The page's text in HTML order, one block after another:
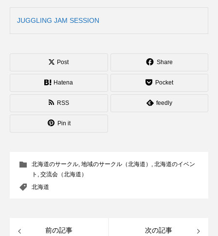
JUGGLING JAM SESSION
Post Share
Hatena Pocket
RSS feedly
Pin it
北海道のサークル, 地域のサークル（北海道） , 北海道のイベン
ト , 交流会（北海道）
北海道
前の記事 次の記事